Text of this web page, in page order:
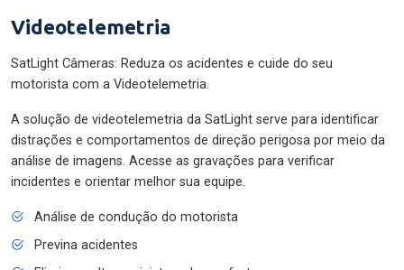
Videotelemetria
SatLight Câmeras: Reduza os acidentes e cuide do seu
motorista com a Videotelemetria.
A solução de videotelemetria da SatLight serve para identificar
distrações e comportamentos de direção perigosa por meio da
análise de imagens. Acesse as gravações para verificar
incidentes e orientar melhor sua equipe.
Análise de condução do motorista
Previna acidentes